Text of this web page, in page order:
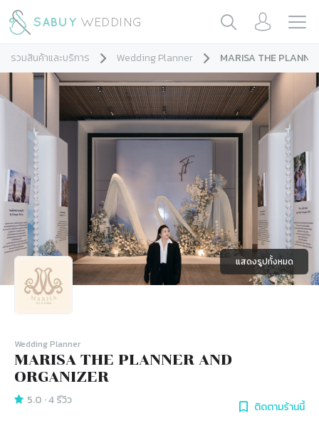
รวมสินค้าและบริการ Wedding Planner MARISA THE
แสดงรูปทั้งหมด
Wedding Planner
MARISA THE PLANNER AND
ORGANIZER
5.0 ·4รีวิว ติดตามร้านนี้